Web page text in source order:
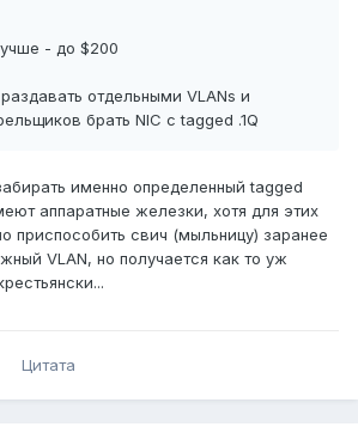
- до $200
отдельными VLANs и
брать NIC с tagged .1Q
именно определенный tagged
аппаратные железки, хотя для этих
приспособить свич (мыльницу) заранее
VLAN, но получается как то уж
Цитата